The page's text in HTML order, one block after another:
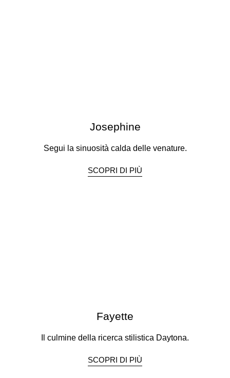
Josephine
Segui la sinuosità calda delle venature.
SCOPRI DI PIÙ
Fayette
Il culmine della ricerca stilistica Daytona.
SCOPRI DI PIÙ